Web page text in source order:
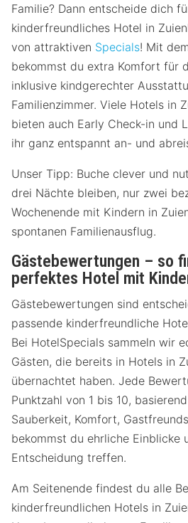
Familie? Dann entscheide dich
kinderfreundliches Hotel in
von attraktiven Specials! Mit
bekommst du extra Komfort für
inklusive kindgerechter
Familienzimmer. Viele Hotels in
bieten auch Early Check-in und
ihr ganz entspannt an- und
Unser Tipp: Buche clever und
drei Nächte bleiben, nur zwei
Wochenende mit Kindern in
spontanen Familienausflug.
Gästebewertungen – so
perfektes Hotel mit
Gästebewertungen sind
passende kinderfreundliche
Bei HotelSpecials sammeln wir
Gästen, die bereits in Hotels in
übernachtet haben. Jede
Punktzahl von 1 bis 10,
Sauberkeit, Komfort,
bekommst du ehrliche Einblicke
Entscheidung treffen.
Am Seitenende findest du alle
kinderfreundlichen Hotels in